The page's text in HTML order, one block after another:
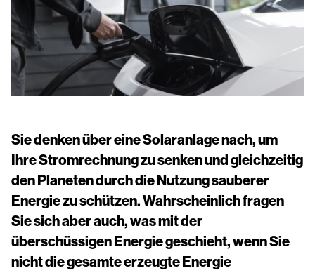
Installationshandbücher
Kontaktieren Sie uns
Sie denken über eine Solaranlage nach, um
Ihre Stromrechnung zu senken und gleichzeitig
den Planeten durch die Nutzung sauberer
Energie zu schützen. Wahrscheinlich fragen
Sie sich aber auch, was mit der
überschüssigen Energie geschieht, wenn Sie
nicht die gesamte erzeugte Energie